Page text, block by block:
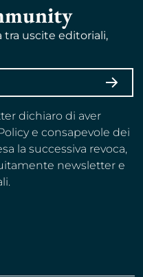
uscite editoriali,
dichiaro di aver
e consapevole dei
la successiva revoca,
newsletter e